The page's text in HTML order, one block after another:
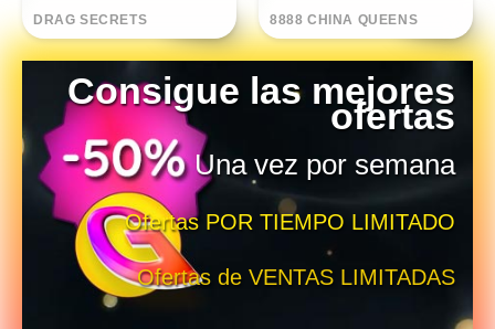
DRAG SECRETS 8888 CHINA QUEENS
Consigue las mejores
ofertas
Una vez por semana
Ofertas POR TIEMPO LIMITADO
Ofertas de VENTAS LIMITADAS